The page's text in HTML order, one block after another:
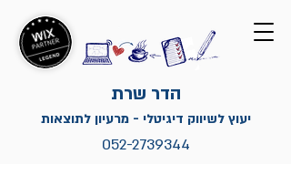
הדר שרת
יעוץ לשיווק דיגיטלי - מרעיון לתוצאות
052-2739344